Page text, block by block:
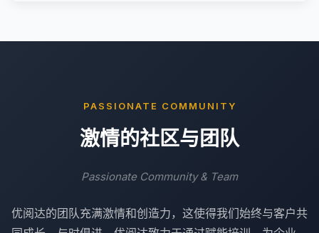
PASSIONATE COMMUNITY
激情的社区与团队
Passionate Community & Team
优阅达的团队充满激情和创造力，这使得我们始终与客户共